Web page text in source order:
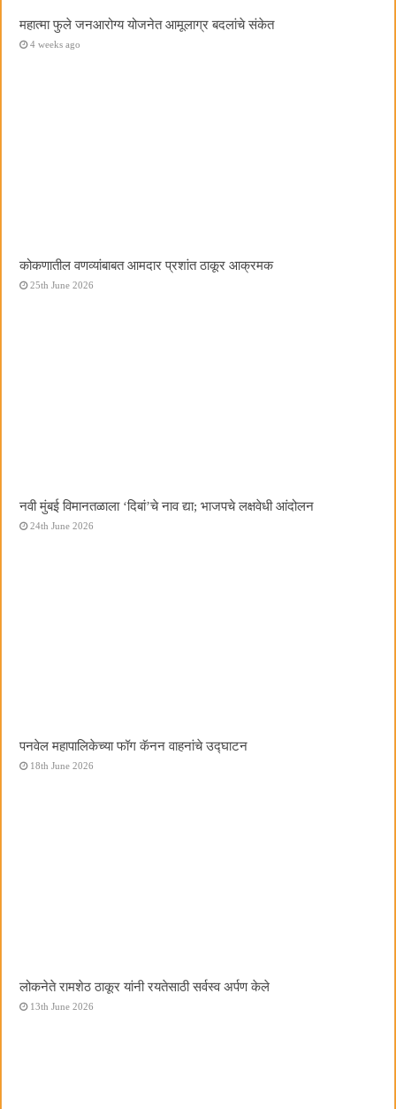
महात्मा फुले जनआरोग्य योजनेत आमूलाग्र बदलांचे संकेत
4 weeks ago
कोकणातील वणव्यांबाबत आमदार प्रशांत ठाकूर आक्रमक
25th June 2026
नवी मुंबई विमानतळाला ‌‘दिबां‌’चे नाव द्या; भाजपचे लक्षवेधी आंदोलन
24th June 2026
पनवेल महापालिकेच्या फॉग कॅनन वाहनांचे उद्घाटन
18th June 2026
लोकनेते रामशेठ ठाकूर यांनी रयतेसाठी सर्वस्व अर्पण केले
13th June 2026